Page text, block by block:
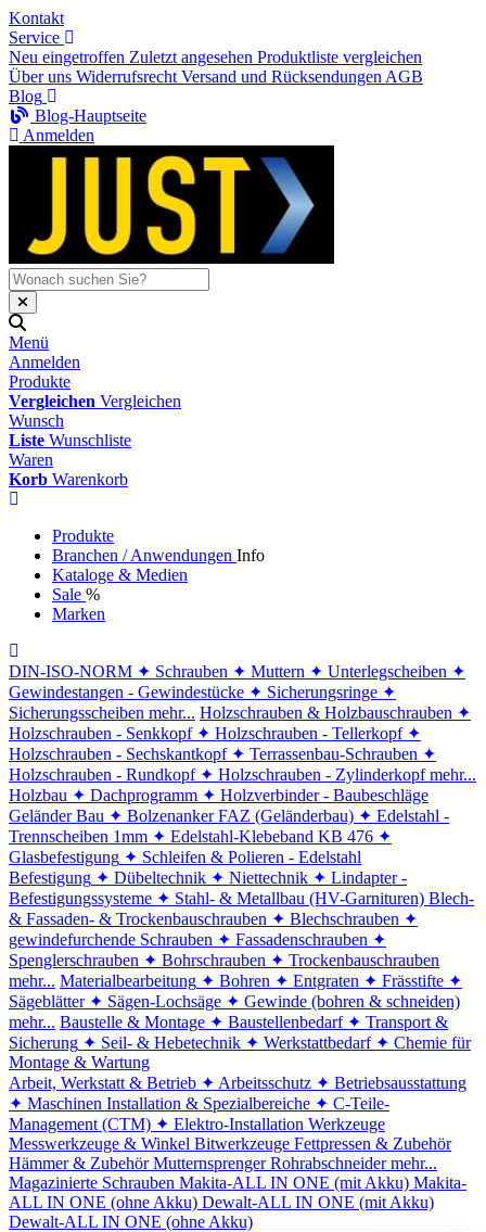
Kontakt
Service
Neu eingetroffen Zuletzt angesehen Produktliste vergleichen
Über uns Widerrufsrecht Versand und Rücksendungen AGB
Blog
Blog-Hauptseite
Anmelden
Menü
Anmelden
Produkte
Vergleichen Vergleichen
Wunsch
Liste Wunschliste
Waren
Korb Warenkorb
Produkte
Branchen / Anwendungen Info
Kataloge & Medien
Sale %
Marken
DIN-ISO-NORM ✦ Schrauben ✦ Muttern ✦ Unterlegscheiben ✦
Gewindestangen - Gewindestücke ✦ Sicherungsringe ✦
Sicherungsscheiben mehr... Holzschrauben & Holzbauschrauben ✦
Holzschrauben - Senkkopf ✦ Holzschrauben - Tellerkopf ✦
Holzschrauben - Sechskantkopf ✦ Terrassenbau-Schrauben ✦
Holzschrauben - Rundkopf ✦ Holzschrauben - Zylinderkopf mehr...
Holzbau ✦ Dachprogramm ✦ Holzverbinder - Baubeschläge
Geländer Bau ✦ Bolzenanker FAZ (Geländerbau) ✦ Edelstahl -
Trennscheiben 1mm ✦ Edelstahl-Klebeband KB 476 ✦
Glasbefestigung ✦ Schleifen & Polieren - Edelstahl
Befestigung ✦ Dübeltechnik ✦ Niettechnik ✦ Lindapter -
Befestigungssysteme ✦ Stahl- & Metallbau (HV-Garnituren) Blech-
& Fassaden- & Trockenbauschrauben ✦ Blechschrauben ✦
gewindefurchende Schrauben ✦ Fassadenschrauben ✦
Spenglerschrauben ✦ Bohrschrauben ✦ Trockenbauschrauben
mehr... Materialbearbeitung ✦ Bohren ✦ Entgraten ✦ Frässtifte ✦
Sägeblätter ✦ Sägen-Lochsäge ✦ Gewinde (bohren & schneiden)
mehr... Baustelle & Montage ✦ Baustellenbedarf ✦ Transport &
Sicherung ✦ Seil- & Hebetechnik ✦ Werkstattbedarf ✦ Chemie für
Montage & Wartung
Arbeit, Werkstatt & Betrieb ✦ Arbeitsschutz ✦ Betriebsausstattung
✦ Maschinen Installation & Spezialbereiche ✦ C-Teile-
Management (CTM) ✦ Elektro-Installation Werkzeuge
Messwerkzeuge & Winkel Bitwerkzeuge Fettpressen & Zubehör
Hämmer & Zubehör Mutternsprenger Rohrabschneider mehr...
Magazinierte Schrauben Makita-ALL IN ONE (mit Akku) Makita-
ALL IN ONE (ohne Akku) Dewalt-ALL IN ONE (mit Akku)
Dewalt-ALL IN ONE (ohne Akku)